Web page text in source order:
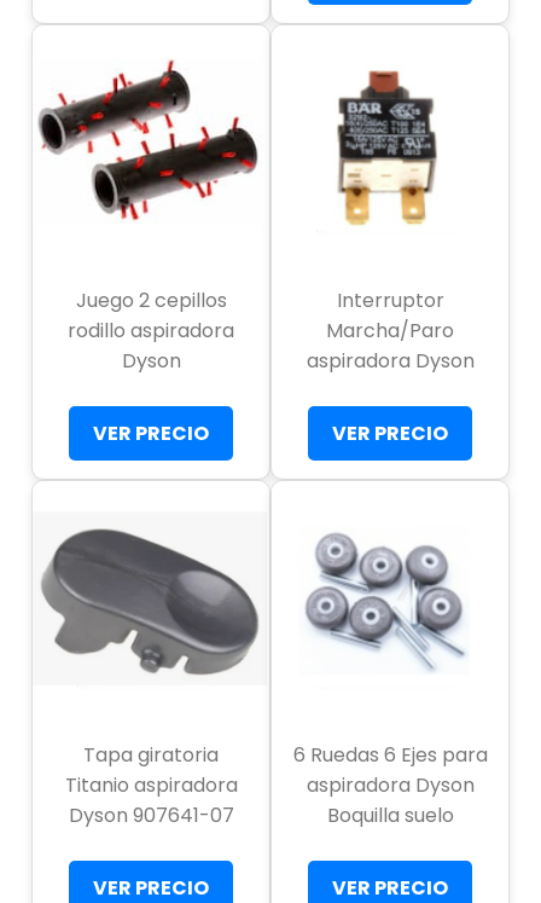
Juego 2 cepillos
rodillo aspiradora
Dyson
VER PRECIO
Interruptor
Marcha/Paro
aspiradora Dyson
VER PRECIO
Tapa giratoria
Titanio aspiradora
Dyson 907641-07
VER PRECIO
6 Ruedas 6 Ejes para
aspiradora Dyson
Boquilla suelo
VER PRECIO